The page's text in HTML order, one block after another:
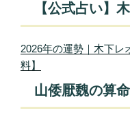
【公式占い】
2026年の運勢｜木下レ
料】
山倭厭魏の算